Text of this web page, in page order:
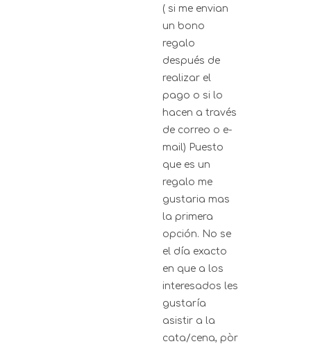
( si me envian
un bono
regalo
después de
realizar el
pago o si lo
hacen a través
de correo o e-
mail) Puesto
que es un
regalo me
gustaria mas
la primera
opción. No se
el día exacto
en que a los
interesados les
gustaría
asistir a la
cata/cena, pòr